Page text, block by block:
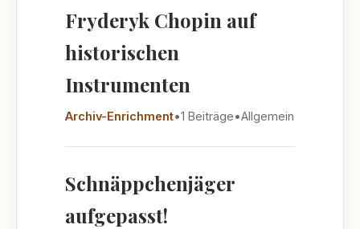
Fryderyk Chopin auf
historischen
Instrumenten
Archiv-Enrichment•1 Beiträge•Allgemein
Schnäppchenjäger
aufgepasst!